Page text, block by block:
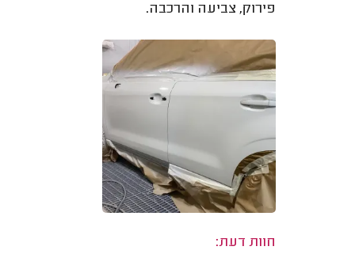
פירוק, צביעה והרכבה.
חוות דעת: